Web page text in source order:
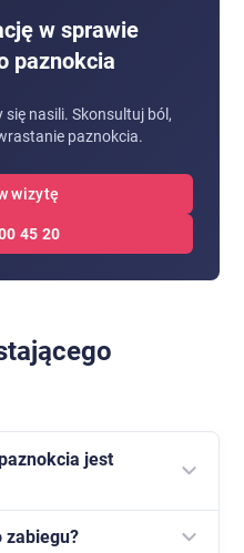
w sprawie
paznokcia
się nasili. Skonsultuj ból,
paznokcia.
wizytę
45 20
jest
miejscowym,
zabiegu?